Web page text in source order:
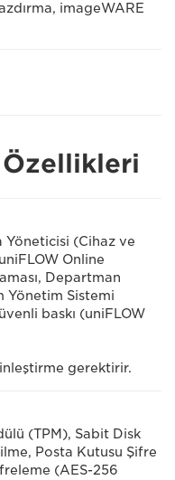
imageWARE
Yöneticisi (Cihaz ve
Online
Departman
Yönetim Sistemi
baskı (uniFLOW
gerektirir.
(TPM), Sabit Disk
Posta Kutusu Şifre
(AES-256